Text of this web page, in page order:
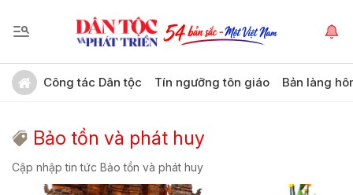
Công tác Dân tộc Tín ngưỡng tôn giáo Bản làng
Bảo tồn và phát huy
Cập nhập tin tức Bảo tồn và phát huy